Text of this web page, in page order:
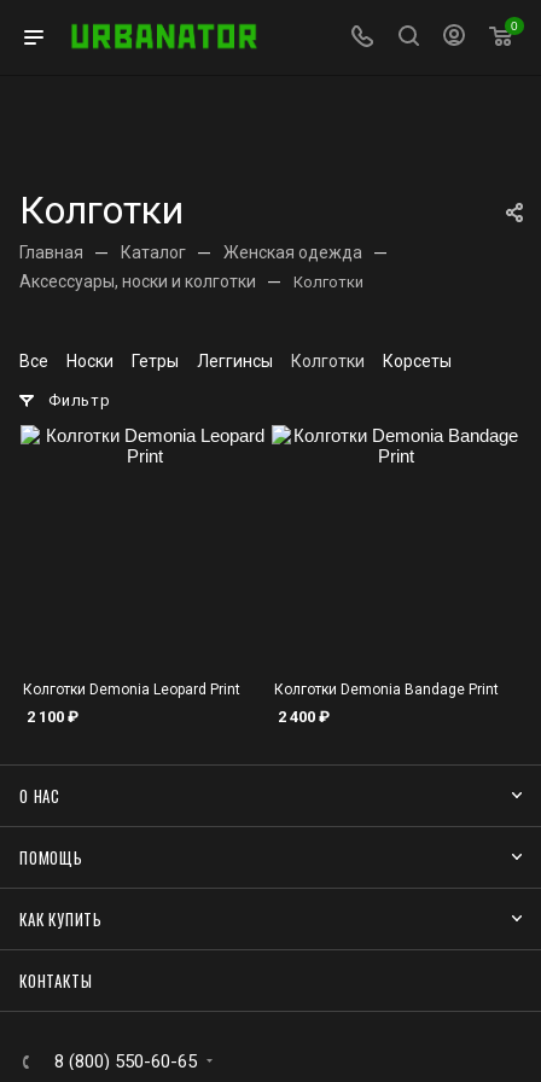
0
Колготки
Главная — Каталог — Женская одежда —
Аксессуары, носки и колготки — Колготки
Все Носки Гетры Леггинсы Колготки Корсеты
Фильтр
Колготки Demonia Leopard Print
2 100 ₽
Колготки Demonia Bandage Print
2 400₽
О НАС
ПОМОЩЬ
КАК КУПИТЬ
КОНТАКТЫ
8 (800) 550-60-65